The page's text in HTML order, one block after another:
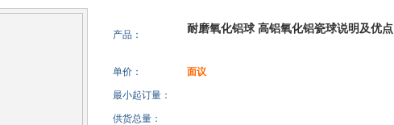
产品： 耐磨氧化铝球 高铝氧化铝瓷球说明及优点
单价： 面议
最小起订量：
供货总量：